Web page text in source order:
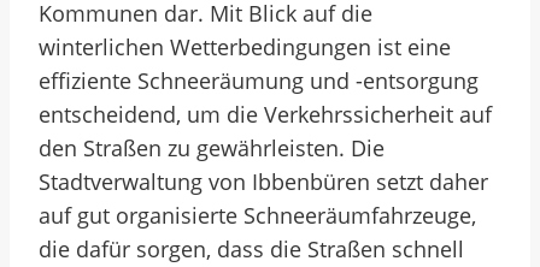
Kommunen dar. Mit Blick auf die
winterlichen Wetterbedingungen ist eine
effiziente Schneeräumung und -entsorgung
entscheidend, um die Verkehrssicherheit auf
den Straßen zu gewährleisten. Die
Stadtverwaltung von Ibbenbüren setzt daher
auf gut organisierte Schneeräumfahrzeuge,
die dafür sorgen, dass die Straßen schnell